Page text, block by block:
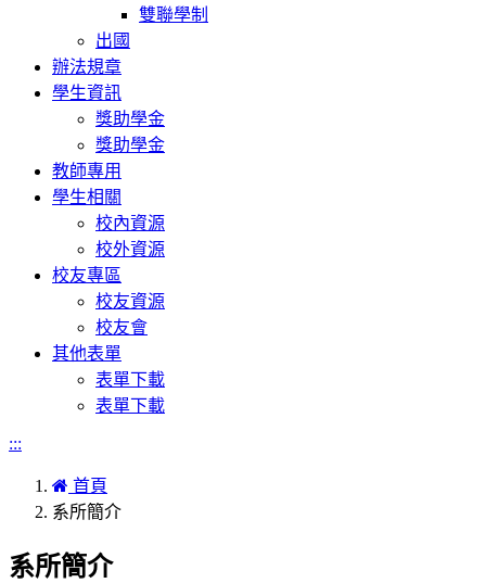
雙聯學制
出國
辦法規章
學生資訊
獎助學金
獎助學金
教師專用
學生相關
校內資源
校外資源
校友專區
校友資源
校友會
其他表單
表單下載
表單下載
:::
首頁
系所簡介
系所簡介